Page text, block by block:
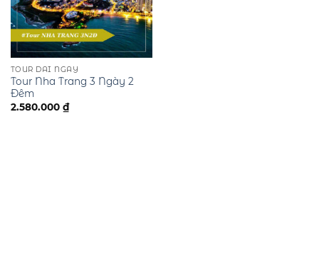
TOUR DÀI NGÀY
Tour Nha Trang 3 Ngày 2
Đêm
2.580.000 ₫